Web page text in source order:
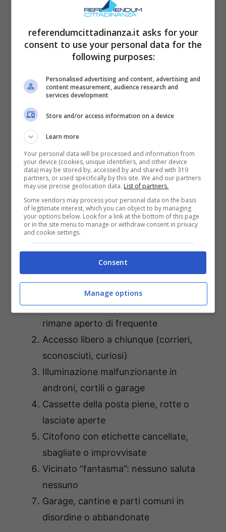
Ignorare questi aspetti può portare a
riparazioni o un generale senso di
Portoni malfunzionanti, accessi non
controllati, illuminazione inadeguata, cassette
della posta trascurate, citofoni disordinati,
vicinato indifferente e aree comuni in
disordine sono tutti campanelli d’allarme che
non vanno sottovalutati. Questi segnali
possono indicare una gestione condominiale
poco attenta e una bassa qualità della vita
condominiale, aumentando il rischio di furti e
altri problemi di sicurezza.
fai attenzione a questi 7 segnali
prima di decidere di acquistare una casa:
Portone che non si chiude bene o
rimane aperto di frequente
Accesso libero a chiunque (corrieri,
sconosciuti, curiosi)
Illuminazione malfunzionante in
androni, cortili o garage
Cassette della posta piene, rotte o
lasciate aperte
Citofono con etichette cancellate,
sbagliate o improvvisate
Vicinato “fantasma”: nessuno saluta
nessuno
Garage, cantine e parti comuni in
disordine o abbandonate
referendumcittadinanza.it asks for your
consent to use your personal data for the
following purposes:
Personalised advertising and content, advertising and
content measurement, audience research and
services development
Store and/or access information on a device
Learn more
Your personal data will be processed and information from
your device (cookies, unique identifiers, and other device
data) may be stored by, accessed by and shared with 319
partners, or used specifically by this site. We and our partners
may use precise geolocation data. List of partners.
Some vendors may process your personal data on the basis
of legitimate interest, which you can object to by managing
your options below. Look for a link at the bottom of this page
or in the site menu to manage or withdraw consent in privacy
and cookie settings.
Consent
Manage options